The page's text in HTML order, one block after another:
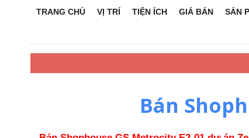
TRANG CHỦ VỊ TRÍ TIỆN ÍCH GIÁ BÁN SẢN
Bán